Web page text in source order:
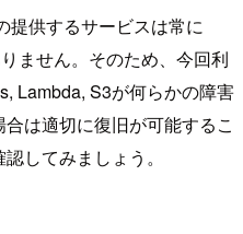
提供するサービスは常に
ません。そのため、今回利
Lambda, S3が何らかの障害
は適切に復旧が可能するこ
してみましょう。